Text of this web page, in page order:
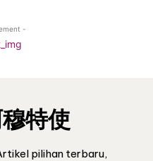
-
穆特使
pilihan terbaru,